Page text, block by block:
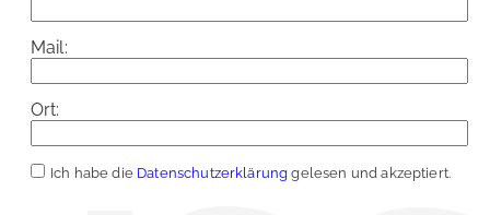
Mail:
Ort:
Ich habe die Datenschutzerklärung gelesen und akzeptiert.